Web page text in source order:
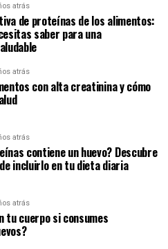
atrás
de proteínas de los alimentos:
saber para una
atrás
con alta creatinina y cómo
atrás
contiene un huevo? Descubre
incluirlo en tu dieta diaria
atrás
tu cuerpo si consumes